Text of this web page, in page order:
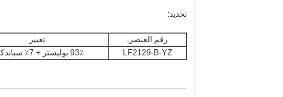
تحديد:
رقم العنصر. تعبير
LF2129-B-YZ
93٪ بوليستر + 7٪ سباندكس